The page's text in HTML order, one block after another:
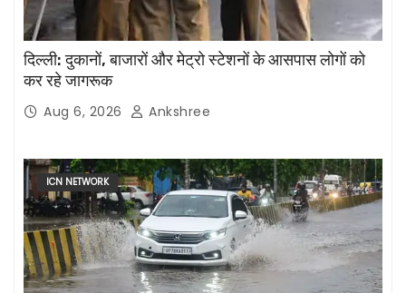
दिल्ली: दुकानों, बाजारों और मेट्रो स्टेशनों के आसपास लोगों को
कर रहे जागरूक
Aug 6, 2026 Ankshree
ICN NETWORK